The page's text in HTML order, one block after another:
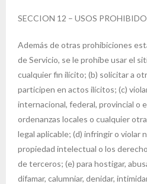
SECCION 12 – USOS
Además de otras prohibiciones
de Servicio, se le prohíbe usar el
cualquier fin ilícito; (b) solicitar a
participen en actos ilícitos; (c)
internacional, federal, provincial o
ordenanzas locales o cualquier
legal aplicable; (d) infringir o violar
propiedad intelectual o los
de terceros; (e) para hostigar,
difamar, calumniar, denidar,